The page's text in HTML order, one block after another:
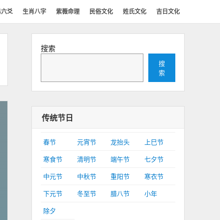
爻 生肖八字 紫薇命理 民俗文化 姓氏文化 吉日文化
搜索
搜
索
传统节日
春节 元宵节 龙抬头
上巳节
寒食节
清明节 端午节
七夕节
中元节
中秋节 重阳节
寒衣节
下元节
冬至节 腊八节
小年
除夕